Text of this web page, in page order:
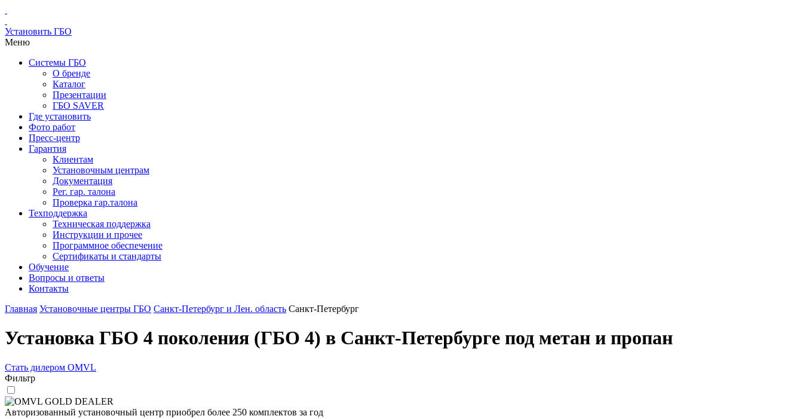
Установить ГБО
Меню
Системы ГБО
О бренде
Каталог
Презентации
ГБО SAVER
Где установить
Фото работ
Пресс-центр
Гарантия
Клиентам
Установочным центрам
Документация
Рег. гар. талона
Проверка гар.талона
Техподдержка
Техническая поддержка
Инструкции и прочее
Программное обеспечение
Сертификаты и стандарты
Обучение
Вопросы и ответы
Контакты
Главная Установочные центры ГБО Санкт-Петербург и Лен. область Санкт-Петербург
Установка ГБО 4 поколения (ГБО 4) в Санкт-Петербурге под метан и пропан
Стать дилером OMVL
Фильтр
OMVL GOLD DEALER
Авторизованный установочный центр приобрел более 250 комплектов за год